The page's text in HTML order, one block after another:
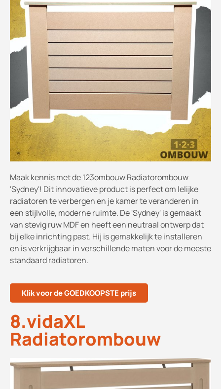
Maak kennis met de 123ombouw Radiatorombouw
'Sydney'! Dit innovatieve product is perfect om lelijke
radiatoren te verbergen en je kamer te veranderen in
een stijlvolle, moderne ruimte. De 'Sydney' is gemaakt
van stevig ruw MDF en heeft een neutraal ontwerp dat
bij elke inrichting past. Hij is gemakkelijk te installeren
en is verkrijgbaar in verschillende maten voor de meeste
standaard radiatoren.
Klik voor de GOEDKOOPSTE prijs
8.vidaXL
Radiatorombouw